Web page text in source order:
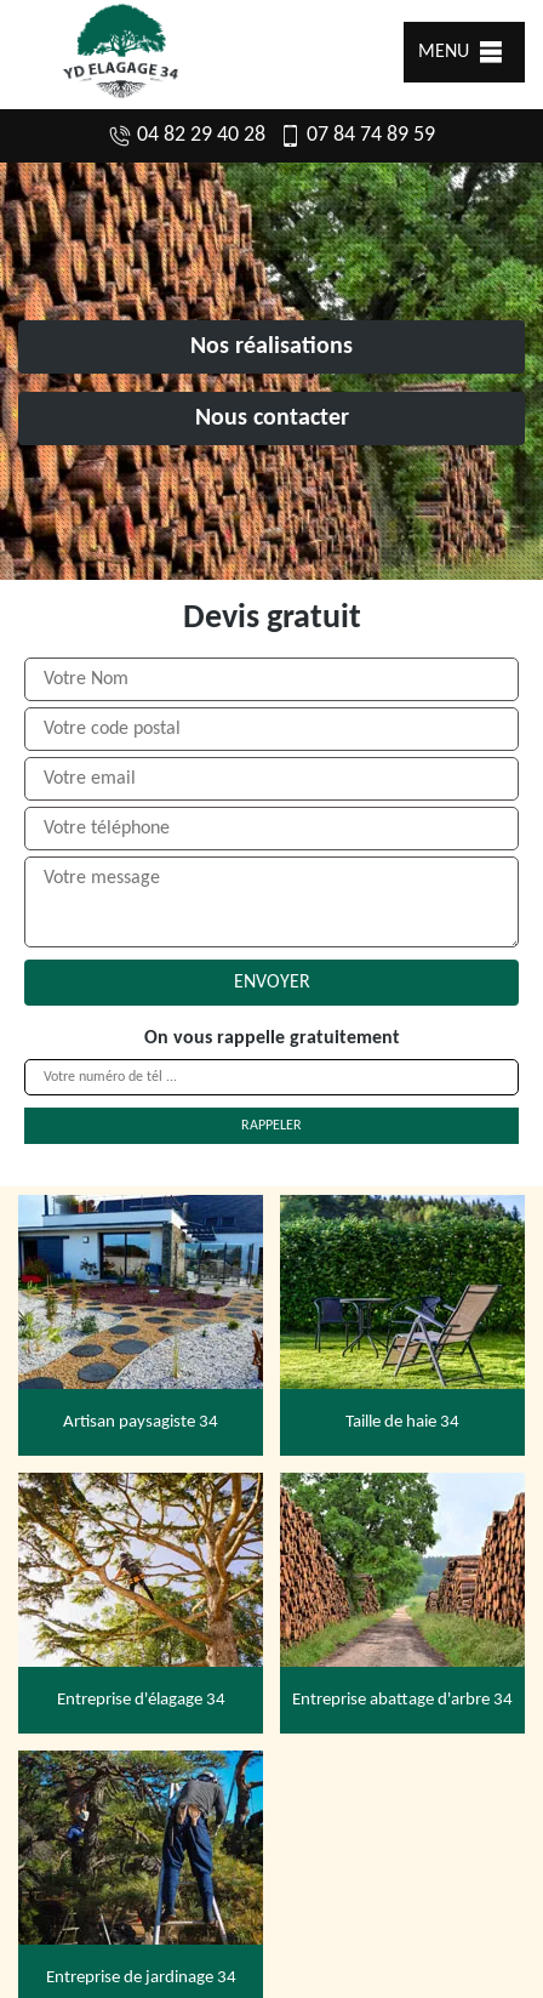
MENU
04 82 29 40 28 07 84 74 89 59
Nos réalisations
Nous contacter
Devis gratuit
On vous rappelle gratuitement
Artisan paysagiste 34 Taille de haie 34
Entreprise d'élagage 34 Entreprise abattage d'arbre 34
Entreprise de jardinage 34